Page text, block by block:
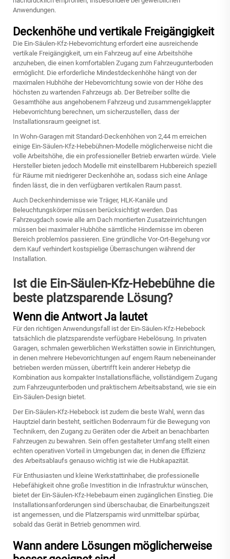
Anwendungen.
Deckenhöhe und vertikale Freigängigkeit
Die Ein-Säulen-Kfz-Hebevorrichtung erfordert eine ausreichende
vertikale Freigängigkeit, um ein Fahrzeug auf eine Arbeitshöhe
anzuheben, die einen komfortablen Zugang zum Fahrzeugunterboden
ermöglicht. Die erforderliche Mindestdeckenhöhe hängt von der
maximalen Hubhöhe der Hebevorrichtung sowie von der Höhe des
höchsten zu wartenden Fahrzeugs ab. Der Betreiber sollte die
Gesamthöhe aus angehobenem Fahrzeug und zusammengeklappter
Hebevorrichtung berechnen, um sicherzustellen, dass der
Installationsraum geeignet ist.
In Wohn-Garagen mit Standard-Deckenhöhen von 2,44 m erreichen
einige Ein-Säulen-Kfz-Hebebühnen-Modelle möglicherweise nicht die
volle Arbeitshöhe, die ein professioneller Betrieb erwarten würde. Viele
Hersteller bieten jedoch Modelle mit einstellbarem Hubbereich speziell
für Räume mit niedrigerer Deckenhöhe an, sodass sich eine Anlage
finden lässt, die in den verfügbaren vertikalen Raum passt.
Auch Deckenhindernisse wie Träger, HLK-Kanäle und
Beleuchtungskörper müssen berücksichtigt werden. Das
Fahrzeugdach sowie alle am Dach montierten Zusatzeinrichtungen
müssen bei maximaler Hubhöhe sämtliche Hindernisse im oberen
Bereich problemlos passieren. Eine gründliche Vor-Ort-Begehung vor
dem Kauf verhindert kostspielige Überraschungen während der
Installation.
Ist die Ein-Säulen-Kfz-Hebebühne die
beste platzsparende Lösung?
Wenn die Antwort Ja lautet
Für den richtigen Anwendungsfall ist der Ein-Säulen-Kfz-Hebebock
tatsächlich die platzsparendste verfügbare Hebelösung. In privaten
Garagen, schmalen gewerblichen Werkstätten sowie in Einrichtungen,
in denen mehrere Hebevorrichtungen auf engem Raum nebeneinander
betrieben werden müssen, übertrifft kein anderer Hebetyp die
Kombination aus kompakter Installationsfläche, vollständigem Zugang
zum Fahrzeugunterboden und praktischem Arbeitsabstand, wie sie ein
Ein-Säulen-Design bietet.
Der Ein-Säulen-Kfz-Hebebock ist zudem die beste Wahl, wenn das
Hauptziel darin besteht, seitlichen Bodenraum für die Bewegung von
Technikern, den Zugang zu Geräten oder die Arbeit an benachbarten
Fahrzeugen zu bewahren. Sein offen gestalteter Umfang stellt einen
echten operativen Vorteil in Umgebungen dar, in denen die Effizienz
des Arbeitsablaufs genauso wichtig ist wie die Hubkapazität.
Für Enthusiasten und kleine Werkstattinhaber, die professionelle
Hebefähigkeit ohne große Investition in die Infrastruktur wünschen,
bietet der Ein-Säulen-Kfz-Hebebaum einen zugänglichen Einstieg. Die
Installationsanforderungen sind überschaubar, die Einarbeitungszeit
ist angemessen, und die Platzersparnis wird unmittelbar spürbar,
sobald das Gerät in Betrieb genommen wird.
Wann andere Lösungen möglicherweise